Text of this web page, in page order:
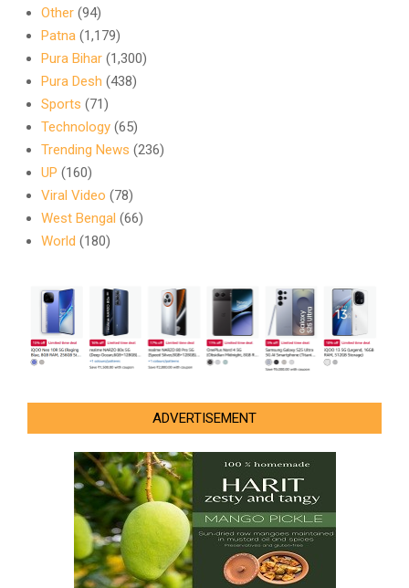
Other (94)
Patna (1,179)
Pura Bihar (1,300)
Pura Desh (438)
Sports (71)
Technology (65)
Trending News (236)
UP (160)
Viral Video (78)
West Bengal (66)
World (180)
ADVERTISEMENT